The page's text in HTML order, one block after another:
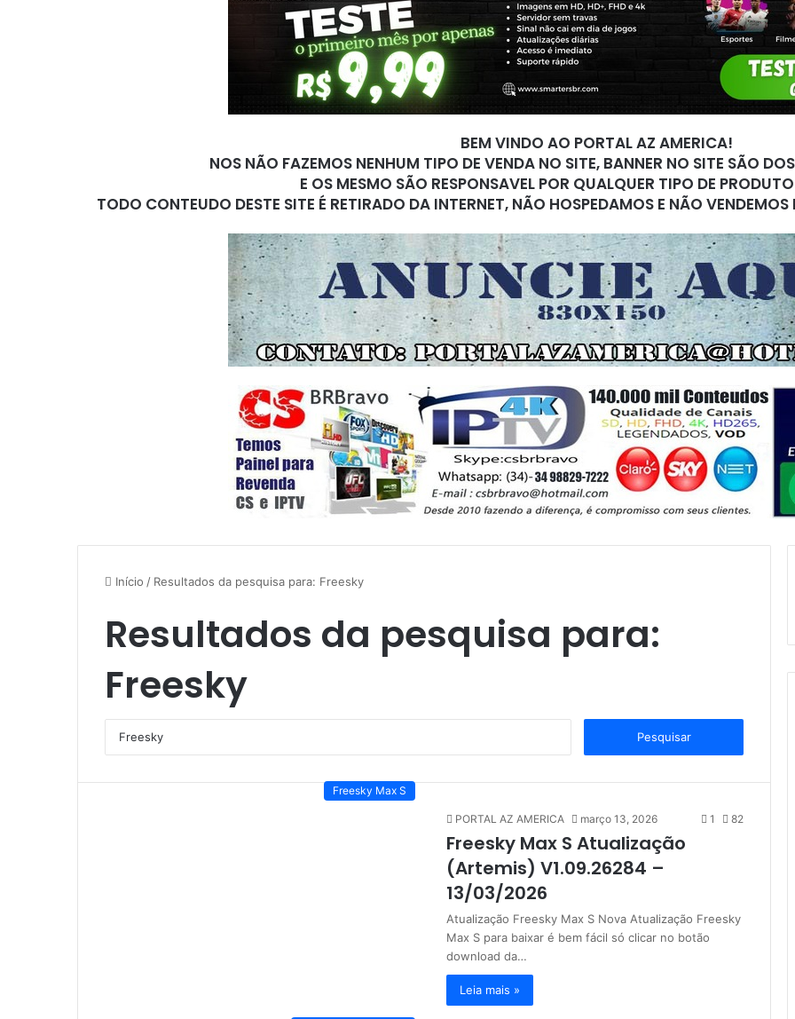
BEM VINDO AO PORTAL AZ AMERICA!
NOS NÃO FAZEMOS NENHUM TIPO DE VENDA NO SITE, BANNER NO SITE SÃO
E OS MESMO SÃO RESPONSAVEL POR QUALQUER TIPO DE
TODO CONTEUDO DESTE SITE É RETIRADO DA INTERNET, NÃO HOSPEDAMOS E NÃO
Início / Resultados da pesquisa para: Freesky
Resultados da pesquisa para:
Freesky
q
i
s
a
r
o
r
Freesky Max S
PORTAL AZ AMERICA março 13, 2026 1 82
Freesky Max S Atualização
(Artemis) V1.09.26284 –
13/03/2026
Atualização Freesky Max S Nova Atualização Freesky
Max S para baixar é bem fácil só clicar no botão
download da…
Leia mais »